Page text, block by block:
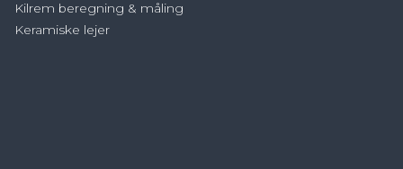
Kilrem beregning & måling
Keramiske lejer